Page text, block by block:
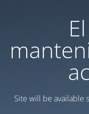
Site will be available